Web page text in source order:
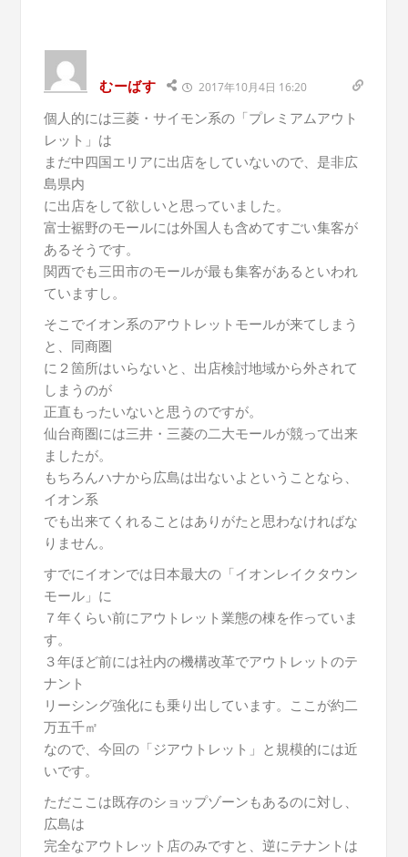
むーばす 2017年10月4日 16:20
個人的には三菱・サイモン系の「プレミアムアウト
レット」は
まだ中四国エリアに出店をしていないので、是非広
島県内
に出店をして欲しいと思っていました。
富士裾野のモールには外国人も含めてすごい集客が
あるそうです。
関西でも三田市のモールが最も集客があるといわれ
ていますし。
そこでイオン系のアウトレットモールが来てしまう
と、同商圏
に２箇所はいらないと、出店検討地域から外されて
しまうのが
正直もったいないと思うのですが。
仙台商圏には三井・三菱の二大モールが競って出来
ましたが。
もちろんハナから広島は出ないよということなら、
イオン系
でも出来てくれることはありがたと思わなければな
りません。
すでにイオンでは日本最大の「イオンレイクタウン
モール」に
７年くらい前にアウトレット業態の棟を作っていま
す。
３年ほど前には社内の機構改革でアウトレットのテ
ナント
リーシング強化にも乗り出しています。ここが約二
万五千㎡
なので、今回の「ジアウトレット」と規模的には近
いです。
ただここは既存のショップゾーンもあるのに対し、
広島は
完全なアウトレット店のみですと、逆にテナントは